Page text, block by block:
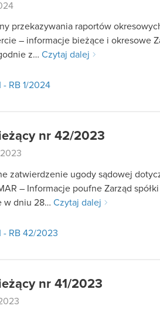
przekazywania raportów
– informacje bieżące i okresowe
z… Czytaj dalej
- RB 1/2024
nr 42/2023
zatwierdzenie ugody sądowej
– Informacje poufne Zarząd
w dniu 28… Czytaj dalej
- RB 42/2023
nr 41/2023